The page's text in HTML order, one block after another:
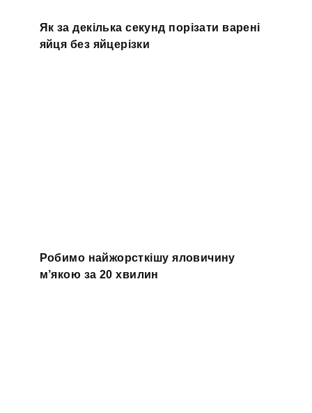
Як за декілька секунд порізати варені
яйця без яйцерізки
Робимо найжорсткішу яловичину
м’якою за 20 хвилин